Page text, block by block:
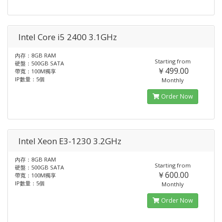
Intel Core i5 2400 3.1GHz
內存：8GB RAM
硬盤：500GB SATA
帶寬：100M獨享
IP數量：5個
Starting from
￥499.00
Monthly
Order Now
Intel Xeon E3-1230 3.2GHz
內存：8GB RAM
硬盤：500GB SATA
帶寬：100M獨享
IP數量：5個
Starting from
￥600.00
Monthly
Order Now